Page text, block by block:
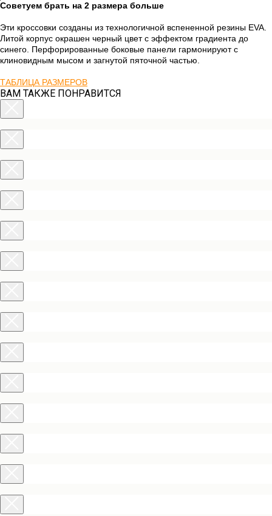
Советуем брать на 2 размера больше
Эти кроссовки созданы из технологичной вспененной резины EVA.
Литой корпус окрашен черный цвет с эффектом градиента до
синего. Перфорированные боковые панели гармонируют с
клиновидным мысом и загнутой пяточной частью.
ТАБЛИЦА РАЗМЕРОВ
ВАМ ТАКЖЕ ПОНРАВИТСЯ